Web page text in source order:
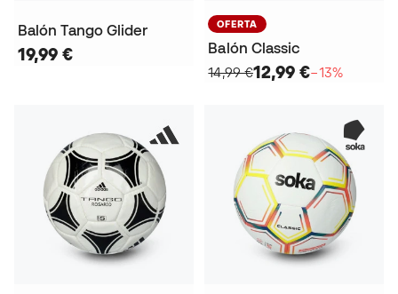
Balón Tango Glider
19,99 €
OFERTA
Balón Classic
14,99 €12,99 €−13%